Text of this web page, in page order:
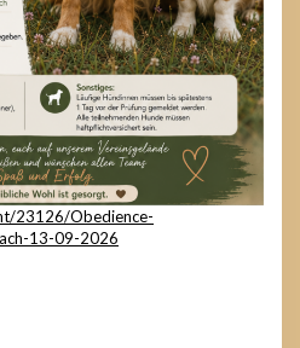
23126/Obedience-
13-09-2026